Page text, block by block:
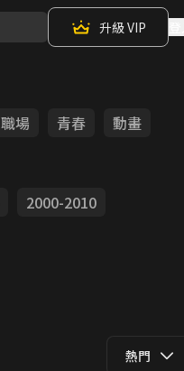
升級 VIP
職場 青春
動畫
2000-2010
熱門